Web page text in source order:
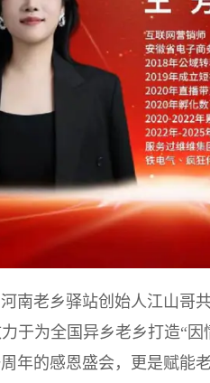
南老乡驿站创始人江山哥
于为全国异乡老乡打造“
年的感恩盛会，更是赋能